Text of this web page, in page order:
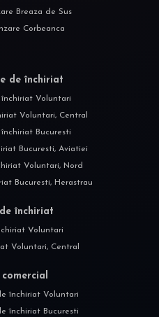
Breaza de Sus
Corbeanca
de închiriat
Voluntari
Voluntari, Central
Bucuresti
Bucuresti, Aviatiei
Voluntari, Nord
Bucuresti, Herastrau
închiriat
Voluntari
Voluntari, Central
închiriat Voluntari
închiriat Bucuresti